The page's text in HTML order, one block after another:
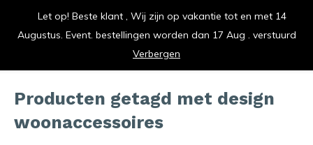
vrolijk je keuken op
Producten getagd met design
woonaccessoires
Let op! Beste klant , Wij zijn op vakantie tot en met 14
Augustus. Event. bestellingen worden dan 17 Aug . verstuurd
Verbergen